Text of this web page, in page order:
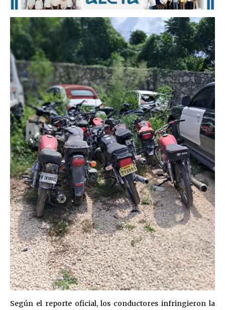
Según el reporte oficial, los conductores infringieron la